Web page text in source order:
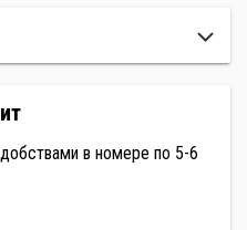
в номере по 5-6